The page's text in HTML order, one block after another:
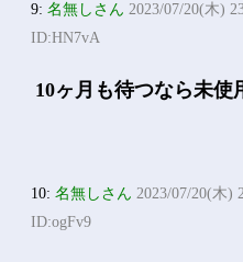
9:名無しさん 2023/07/20(木)
ID:HN7vA
10ヶ月も待つなら未使
10:名無しさん 2023/07/20(木)
ID:ogFv9